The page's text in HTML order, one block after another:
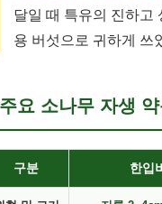
달일 때 특유의 진하고
용 버섯으로 귀하게 쓰
요 소나무 자생
구분 한입